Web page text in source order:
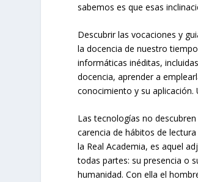
sabemos es que esas
Descubrir las vocaciones y
la docencia de nuestro
informáticas inéditas,
docencia, aprender a
conocimiento y su
Las tecnologías no
carencia de hábitos de
la Real Academia, es aquel
todas partes: su presencia o
humanidad. Con ella el